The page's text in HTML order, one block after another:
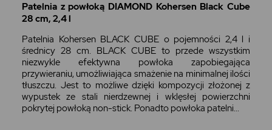
Patelnia z powłoką DIAMOND Kohersen Black Cube
28 cm, 2,4 l
Patelnia Kohersen BLACK CUBE o pojemności 2,4 l i
średnicy 28 cm. BLACK CUBE to przede wszystkim
niezwykle efektywna powłoka zapobiegająca
przywieraniu, umożliwiająca smażenie na minimalnej ilości
tłuszczu. Jest to możliwe dzięki kompozycji złożonej z
wypustek ze stali nierdzewnej i wklęsłej powierzchni
pokrytej powłoką non-stick. Ponadto powłoka patelni...